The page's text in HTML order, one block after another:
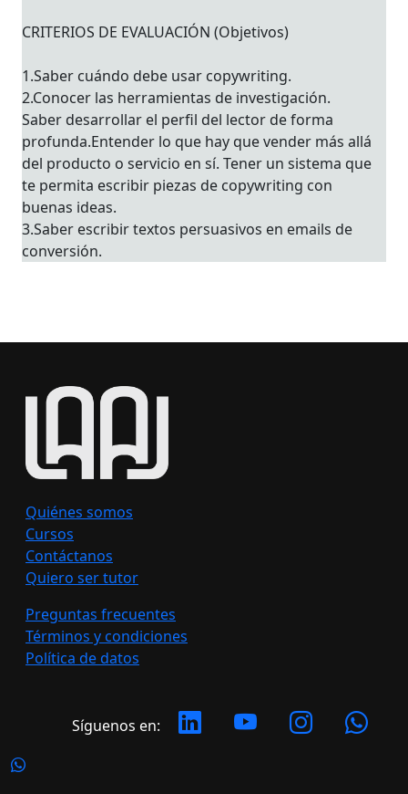
CRITERIOS DE EVALUACIÓN (Objetivos)
1.Saber cuándo debe usar copywriting.
2.Conocer las herramientas de investigación.
Saber desarrollar el perfil del lector de forma
profunda.Entender lo que hay que vender más allá
del producto o servicio en sí. Tener un sistema que
te permita escribir piezas de copywriting con
buenas ideas.
3.Saber escribir textos persuasivos en emails de
conversión.
Quiénes somos
Cursos
Contáctanos
Quiero ser tutor
Preguntas frecuentes
Términos y condiciones
Política de datos
Síguenos en: